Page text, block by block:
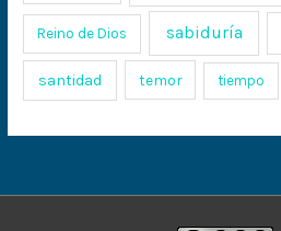
Reino de Dios sabiduría
santidad temor tiempo